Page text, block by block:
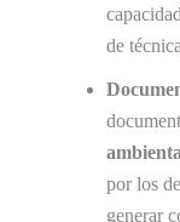
de
por los
generar